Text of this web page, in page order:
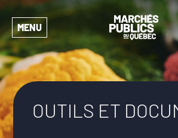
MENU
OUTILS ET